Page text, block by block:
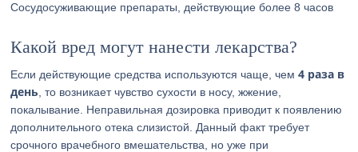
Сосудосуживающие препараты, действующие более 8 часов
Какой вред могут нанести лекарства?
Если действующие средства используются чаще, чем4 раза в
день , то возникает чувство сухости в носу, жжение,
покалывание. Неправильная дозировка приводит к появлению
дополнительного отека слизистой. Данный факт требует
срочного врачебного вмешательства, но уже при